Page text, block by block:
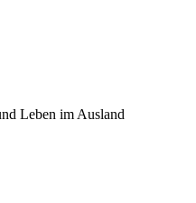
Leben im Ausland